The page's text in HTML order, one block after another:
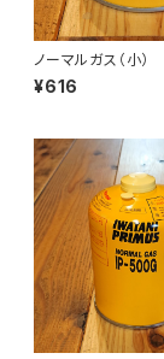
ノーマルガス（小）
¥616